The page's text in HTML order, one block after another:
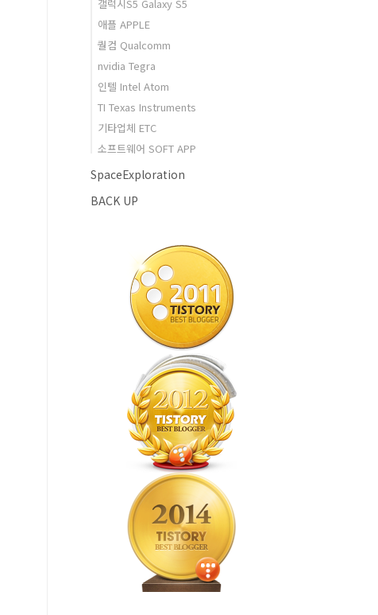
갤럭시S5 Galaxy S5
애플 APPLE
퀄컴 Qualcomm
nvidia Tegra
인텔 Intel Atom
TI Texas Instruments
기타업체 ETC
소프트웨어 SOFT APP
SpaceExploration
BACK UP